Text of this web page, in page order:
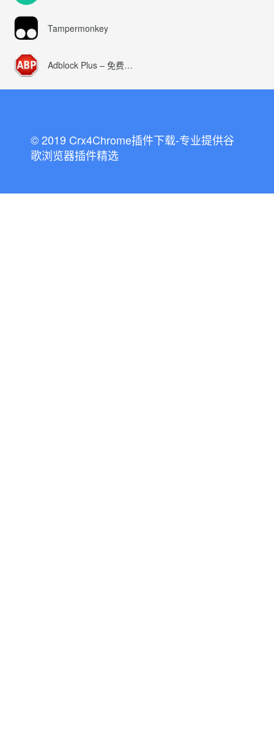
Tampermonkey
Adblock Plus – 免费的广告拦截器
© 2019 Crx4Chrome插件下载-专业提供谷
歌浏览器插件精选